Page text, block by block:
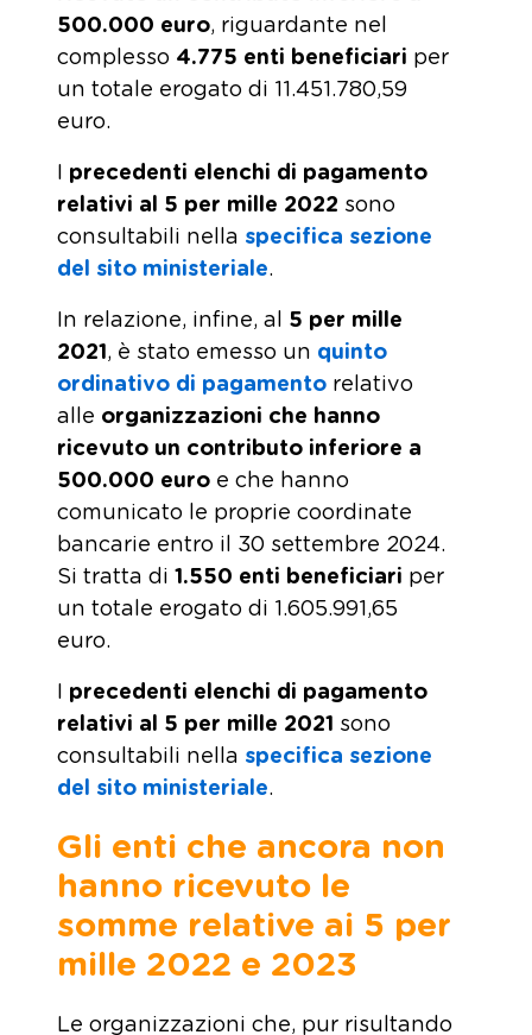
500.000 euro, riguardante nel
complesso 4.775 enti beneficiari per
un totale erogato di 11.451.780,59
euro.
I precedenti elenchi di pagamento
relativi al 5 per mille 2022 sono
consultabili nella specifica sezione
del sito ministeriale.
In relazione, infine, al 5 per mille
2021, è stato emesso un quinto
ordinativo di pagamento relativo
alle organizzazioni che hanno
ricevuto un contributo inferiore a
500.000 euro e che hanno
comunicato le proprie coordinate
bancarie entro il 30 settembre 2024.
Si tratta di 1.550 enti beneficiari per
un totale erogato di 1.605.991,65
euro.
I precedenti elenchi di pagamento
relativi al 5 per mille 2021 sono
consultabili nella specifica sezione
del sito ministeriale.
Gli enti che ancora non
hanno ricevuto le
somme relative ai 5 per
mille 2022 e 2023
Le organizzazioni che, pur risultando